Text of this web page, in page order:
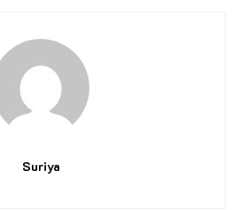
Suriya